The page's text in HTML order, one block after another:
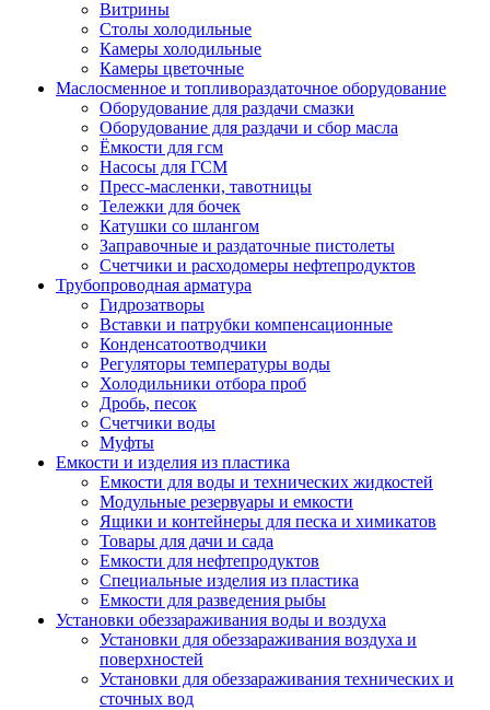
Витрины
Столы холодильные
Камеры холодильные
Камеры цветочные
Маслосменное и топливораздаточное оборудование
Оборудование для раздачи смазки
Оборудование для раздачи и сбор масла
Ёмкости для гсм
Насосы для ГСМ
Пресс-масленки, тавотницы
Тележки для бочек
Катушки со шлангом
Заправочные и раздаточные пистолеты
Счетчики и расходомеры нефтепродуктов
Трубопроводная арматура
Гидрозатворы
Вставки и патрубки компенсационные
Конденсатоотводчики
Регуляторы температуры воды
Холодильники отбора проб
Дробь, песок
Счетчики воды
Муфты
Емкости и изделия из пластика
Емкости для воды и технических жидкостей
Модульные резервуары и емкости
Ящики и контейнеры для песка и химикатов
Товары для дачи и сада
Емкости для нефтепродуктов
Специальные изделия из пластика
Емкости для разведения рыбы
Установки обеззараживания воды и воздуха
Установки для обеззараживания воздуха и
поверхностей
Установки для обеззараживания технических и
сточных вод